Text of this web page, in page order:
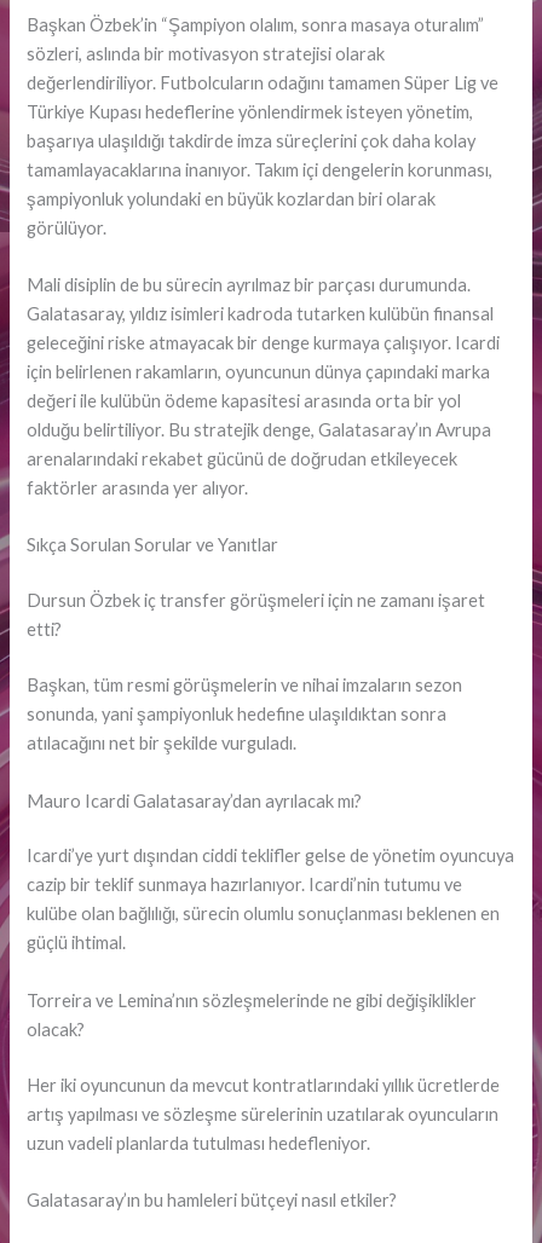
Başkan Özbek’in “Şampiyon olalım, sonra masaya oturalım”
sözleri, aslında bir motivasyon stratejisi olarak
değerlendiriliyor. Futbolcuların odağını tamamen Süper Lig ve
Türkiye Kupası hedeflerine yönlendirmek isteyen yönetim,
başarıya ulaşıldığı takdirde imza süreçlerini çok daha kolay
tamamlayacaklarına inanıyor. Takım içi dengelerin korunması,
şampiyonluk yolundaki en büyük kozlardan biri olarak
görülüyor.
Mali disiplin de bu sürecin ayrılmaz bir parçası durumunda.
Galatasaray, yıldız isimleri kadroda tutarken kulübün finansal
geleceğini riske atmayacak bir denge kurmaya çalışıyor. Icardi
için belirlenen rakamların, oyuncunun dünya çapındaki marka
değeri ile kulübün ödeme kapasitesi arasında orta bir yol
olduğu belirtiliyor. Bu stratejik denge, Galatasaray’ın Avrupa
arenalarındaki rekabet gücünü de doğrudan etkileyecek
faktörler arasında yer alıyor.
Sıkça Sorulan Sorular ve Yanıtlar
Dursun Özbek iç transfer görüşmeleri için ne zamanı işaret
etti?
Başkan, tüm resmi görüşmelerin ve nihai imzaların sezon
sonunda, yani şampiyonluk hedefine ulaşıldıktan sonra
atılacağını net bir şekilde vurguladı.
Mauro Icardi Galatasaray’dan ayrılacak mı?
Icardi’ye yurt dışından ciddi teklifler gelse de yönetim oyuncuya
cazip bir teklif sunmaya hazırlanıyor. Icardi’nin tutumu ve
kulübe olan bağlılığı, sürecin olumlu sonuçlanması beklenen en
güçlü ihtimal.
Torreira ve Lemina’nın sözleşmelerinde ne gibi değişiklikler
olacak?
Her iki oyuncunun da mevcut kontratlarındaki yıllık ücretlerde
artış yapılması ve sözleşme sürelerinin uzatılarak oyuncuların
uzun vadeli planlarda tutulması hedefleniyor.
Galatasaray’ın bu hamleleri bütçeyi nasıl etkiler?